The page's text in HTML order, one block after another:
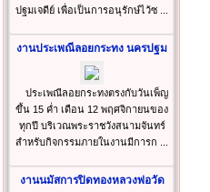
ปฐมเจดีย์ เพื่อเป็นการอนุรักษ์ไว้ซ ...
งานประเพณีลอยกระทง นครปฐม
ประเพณีลอยกระทงตรงกับวันเพ็ญ
ขึ้น 15 ค่ำ เดือน 12 พฤศจิกายนของ
ทุกปี บริเวณพระราชวังสนามจันทร์
สำหรับกิจกรรมภายในงานมีการก ...
งานนมัสการปิดทองหลวงพ่อวัด